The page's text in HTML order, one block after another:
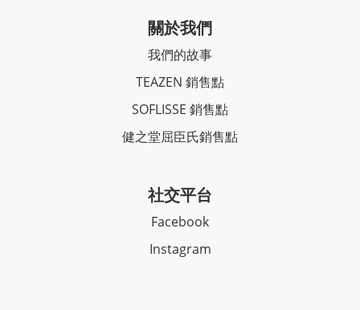
關於我們
我們的故事
TEAZEN 銷售點
SOFLISSE 銷售點
健之堂屈臣氏銷售點
社交平台
Facebook
Instagram